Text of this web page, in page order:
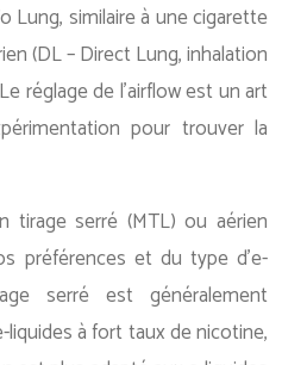
Lung, similaire à une cigarette
(DL – Direct Lung, inhalation
réglage de l’airflow est un art
pour trouver la
tirage serré (MTL) ou aérien
préférences et du type d’e-
serré est généralement
à fort taux de nicotine,